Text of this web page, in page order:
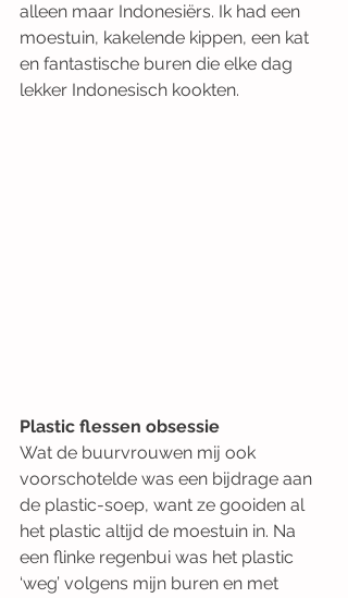
alleen maar Indonesiërs. Ik had een
moestuin, kakelende kippen, een kat
en fantastische buren die elke dag
lekker Indonesisch kookten.
Plastic flessen obsessie
Wat de buurvrouwen mij ook
voorschotelde was een bijdrage aan
de plastic-soep, want ze gooiden al
het plastic altijd de moestuin in. Na
een flinke regenbui was het plastic
‘weg’ volgens mijn buren en met